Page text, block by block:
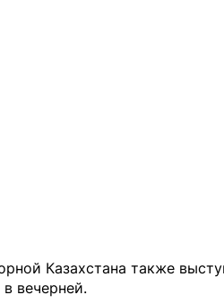
Казахстана также
вечерней.